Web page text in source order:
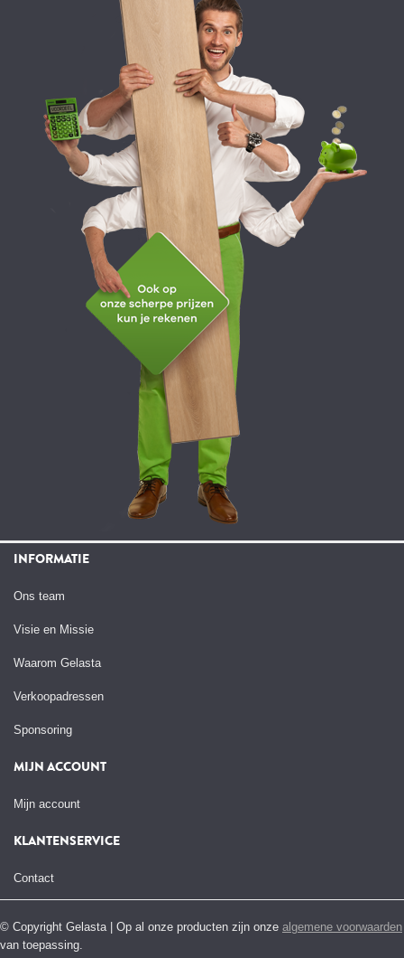
INFORMATIE
Ons team
Visie en Missie
Waarom Gelasta
Verkoopadressen
Sponsoring
MIJN ACCOUNT
Mijn account
KLANTENSERVICE
Contact
© Copyright Gelasta | Op al onze producten zijn onze algemene voorwaarden
van toepassing.